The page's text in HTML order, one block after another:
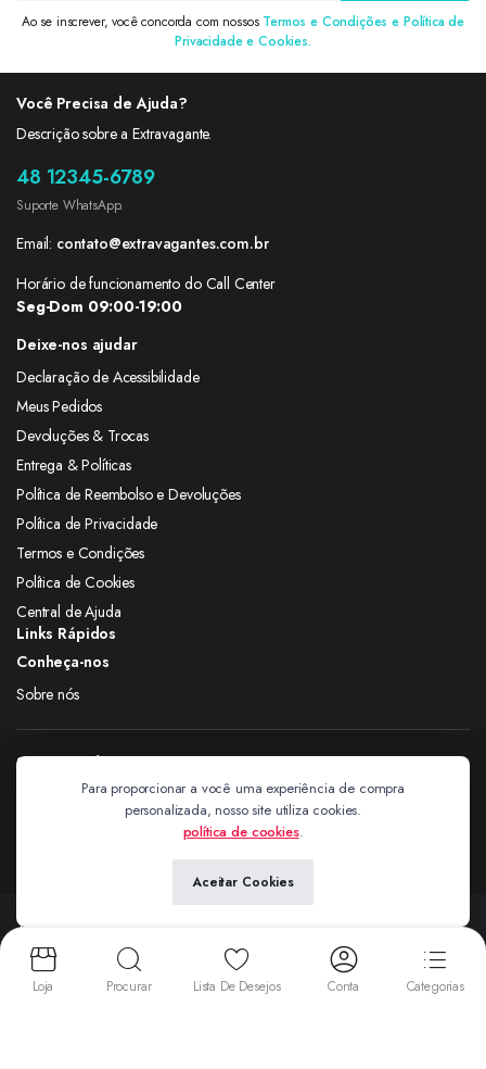
Ao se inscrever, você concorda com nossos Termos e Condições e Política de
Privacidade e Cookies.
Você Precisa de Ajuda?
Descrição sobre a Extravagante.
48 12345-6789
Suporte WhatsApp.
Email: contato@extravagantes.com.br
Horário de funcionamento do Call Center
Seg-Dom 09:00-19:00
Deixe-nos ajudar
Declaração de Acessibilidade
Meus Pedidos
Devoluções & Trocas
Entrega & Políticas
Política de Reembolso e Devoluções
Política de Privacidade
Termos e Condições
Política de Cookies
Central de Ajuda
Links Rápidos
Conheça-nos
Sobre nós
Siga nas redes
Copyright 2024 © Extravagantes. Todos os direitos reservados. by
Aceitamos:
Para proporcionar a você uma experiência de compra
personalizada, nosso site utiliza cookies.
política de cookies.
Aceitar Cookies
Loja Procurar Lista De Desejos Conta Categorias